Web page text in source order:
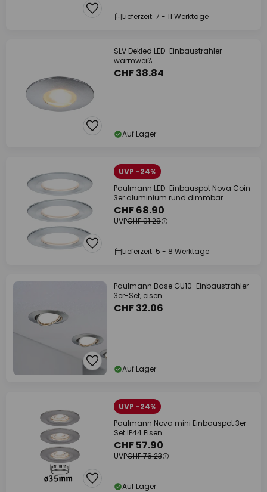
Lieferzeit: 7 - 11 Werktage
SLV Dekled LED-Einbaustrahler
warmweiß
CHF 38.84
Auf Lager
UVP -24%
Paulmann LED-Einbauspot Nova Coin
3er aluminium rund dimmbar
CHF 68.90
UVPCHF 91.28
Lieferzeit: 5 - 8 Werktage
Paulmann Base GU10-Einbaustrahler
3er-Set, eisen
CHF 32.06
Auf Lager
UVP -24%
Paulmann Nova mini Einbauspot 3er-
Set IP44 Eisen
CHF 57.90
UVPCHF 76.23
Auf Lager